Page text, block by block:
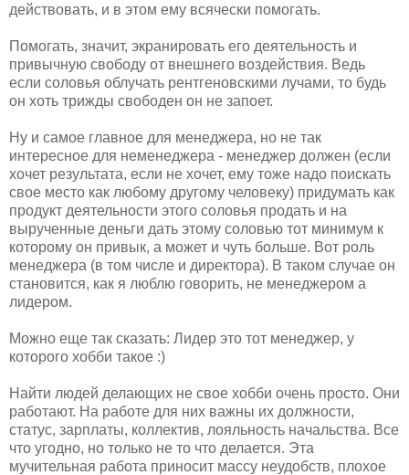
действовать, и в этом ему всячески помогать.
Помогать, значит, экранировать его деятельность и
привычную свободу от внешнего воздействия. Ведь
если соловья облучать рентгеновскими лучами, то будь
он хоть трижды свободен он не запоет.
Ну и самое главное для менеджера, но не так
интересное для неменеджера - менеджер должен (если
хочет результата, если не хочет, ему тоже надо поискать
свое место как любому другому человеку) придумать как
продукт деятельности этого соловья продать и на
вырученные деньги дать этому соловью тот минимум к
которому он привык, а может и чуть больше. Вот роль
менеджера (в том числе и директора). В таком случае он
становится, как я люблю говорить, не менеджером а
лидером.
Можно еще так сказать: Лидер это тот менеджер, у
которого хобби такое :)
Найти людей делающих не свое хобби очень просто. Они
работают. На работе для них важны их должности,
статус, зарплаты, коллектив, лояльность начальства. Все
что угодно, но только не то что делается. Эта
мучительная работа приносит массу неудобств, плохое